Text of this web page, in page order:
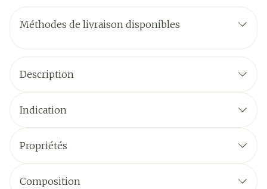
Méthodes de livraison disponibles
Description
Indication
Propriétés
Composition